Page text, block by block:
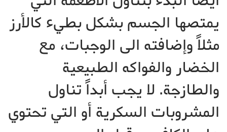
يمتصها الجسم بشكل بطيء كالأرز
مثلاً وإضافته الى الوجبات، مع
الخضار والفواكه الطبيعية
والطازجة. لا يجب أبداً تناول
المشروبات السكرية أو التي تحتوي